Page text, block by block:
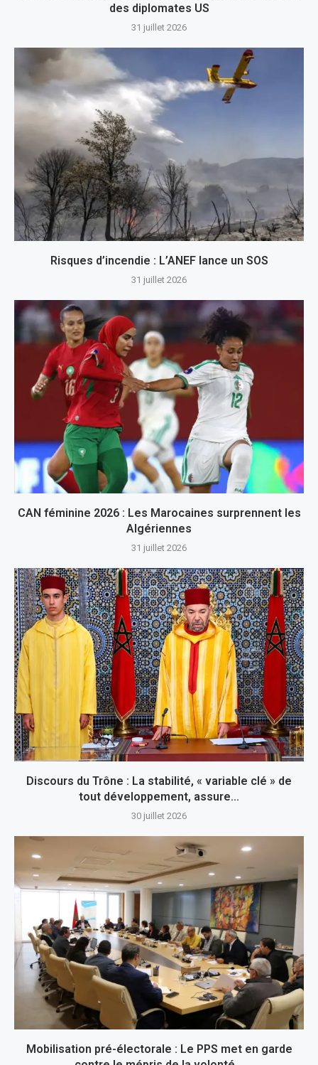
des diplomates US
31 juillet 2026
Risques d’incendie : L’ANEF lance un SOS
31 juillet 2026
CAN féminine 2026 : Les Marocaines surprennent les
Algériennes
31 juillet 2026
Discours du Trône : La stabilité, « variable clé » de
tout développement, assure...
30 juillet 2026
Mobilisation pré-électorale : Le PPS met en garde